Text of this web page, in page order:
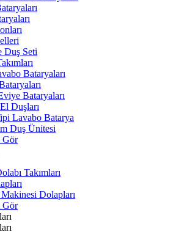
Duş Seti
Bataryaları
Bataryaları
Duşları
Lavabo Batarya
Duş Ünitesi
Gör
Takımları
Makinesi Dolapları
Gör